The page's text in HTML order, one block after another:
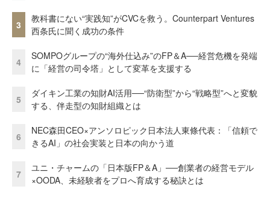
3
教科書にない“実践知”がCVCを救う。Counterpart Ventures
西条氏に聞く成功の条件
4
SOMPOグループの“海外仕込み”のFP＆A──経営危機を発端
に「経営の司令塔」として変革を支援する
5
ダイキン工業の知財AI活用──“防衛型”から“戦略型”へと変貌
する、伴走型の知財組織とは
6
NEC森田CEO×アンソロピック日本法人東條代表：「信頼で
きるAI」の社会実装と日本の向かう道
7
ユニ・チャームの「日本版FP＆A」──創業者の経営モデル
×OODA、未経験者をプロへ育成する秘訣とは